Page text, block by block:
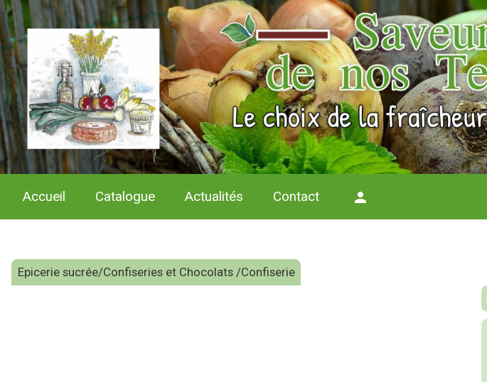
Accueil Catalogue Actualités Contact person
Epicerie sucrée/Confiseries et Chocolats /Confiserie